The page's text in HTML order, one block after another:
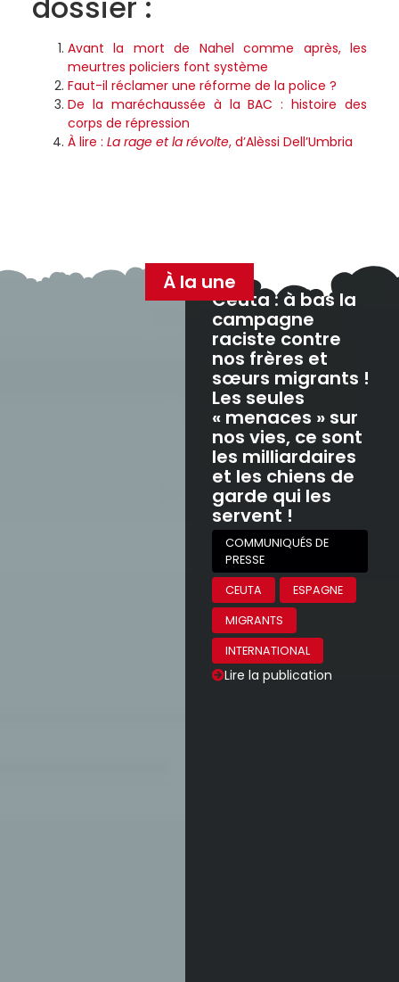
Avant la mort de Nahel comme après, les
meurtres policiers font système
Faut-il réclamer une réforme de la police ?
De la maréchaussée à la BAC : histoire des
corps de répression
À lire : La rage et la révolte, d’Alèssi Dell’Umbria
À la une
Ceuta : à bas la
campagne
raciste contre
nos frères et
sœurs migrants !
Les seules
« menaces » sur
nos vies, ce sont
les milliardaires
et les chiens de
garde qui les
servent !
COMMUNIQUÉS DE
PRESSE
CEUTA
ESPAGNE
MIGRANTS
INTERNATIONAL
Lire la publication